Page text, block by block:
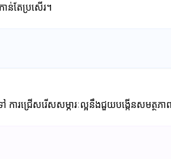
ន់តែប្រសើរ។
រជ្រើសរើសសម្ភារៈល្អនឹងជួយបង្កើនសមត្ថភ